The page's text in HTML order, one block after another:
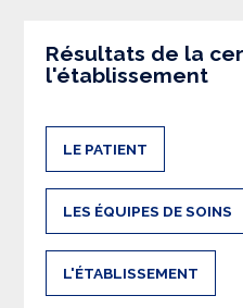
Résultats de la
l'établissement
LE PATIENT
LES ÉQUIPES DE SOINS
L'ÉTABLISSEMENT